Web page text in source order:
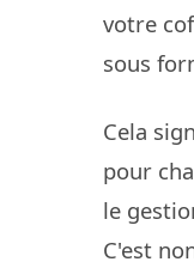
votre
sous
Cela
pour
le
C'est